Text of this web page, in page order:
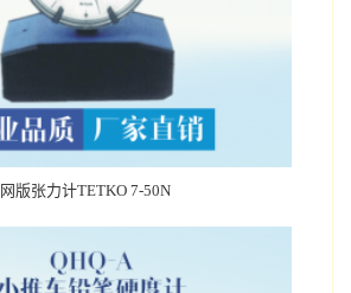
网版张力计TETKO 7-50N